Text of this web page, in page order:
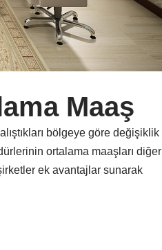
Maaş
bölgeye göre değişiklik
ortalama maaşları diğer
ek avantajlar sunarak